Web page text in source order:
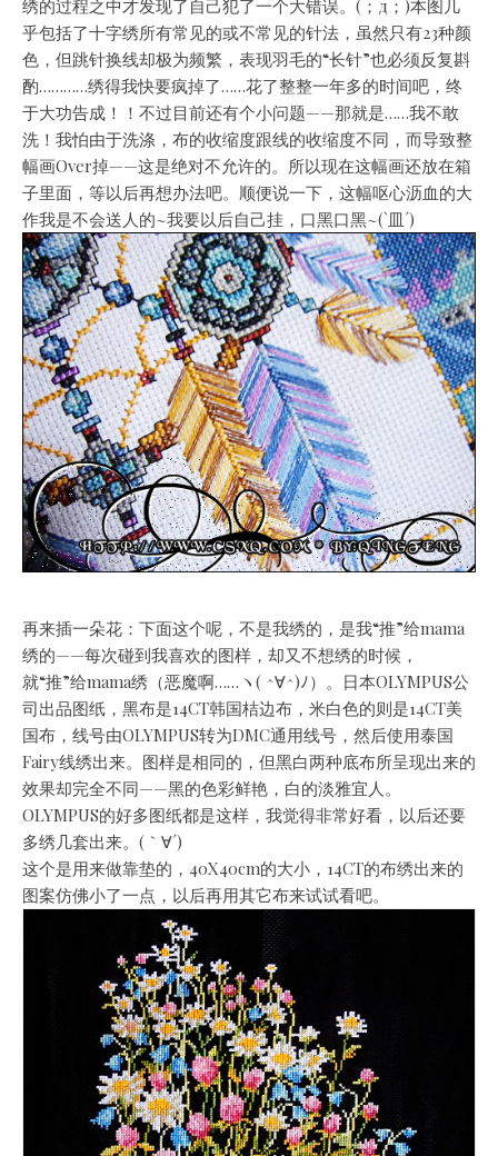
绣的过程之中才发现了自己犯了一个大错误。(；д；)本图几
乎包括了十字绣所有常见的或不常见的针法，虽然只有23种颜
色，但跳针换线却极为频繁，表现羽毛的“长针”也必须反复斟
酌…………绣得我快要疯掉了……花了整整一年多的时间吧，终
于大功告成！！不过目前还有个小问题——那就是……我不敢
洗！我怕由于洗涤，布的收缩度跟线的收缩度不同，而导致整
幅画Over掉——这是绝对不允许的。所以现在这幅画还放在箱
子里面，等以后再想办法吧。顺便说一下，这幅呕心沥血的大
作我是不会送人的~我要以后自己挂，口黑口黑~(`皿´)
再来插一朵花：下面这个呢，不是我绣的，是我“推”给mama
绣的——每次碰到我喜欢的图样，却又不想绣的时候，
就“推”给mama绣（恶魔啊……ヽ( ^∀^)ﾉ）。日本OLYMPUS公
司出品图纸，黑布是14CT韩国桔边布，米白色的则是14CT美
国布，线号由OLYMPUS转为DMC通用线号，然后使用泰国
Fairy线绣出来。图样是相同的，但黑白两种底布所呈现出来的
效果却完全不同——黑的色彩鲜艳，白的淡雅宜人。
OLYMPUS的好多图纸都是这样，我觉得非常好看，以后还要
多绣几套出来。(｀∀´)
这个是用来做靠垫的，40X40cm的大小，14CT的布绣出来的
图案仿佛小了一点，以后再用其它布来试试看吧。